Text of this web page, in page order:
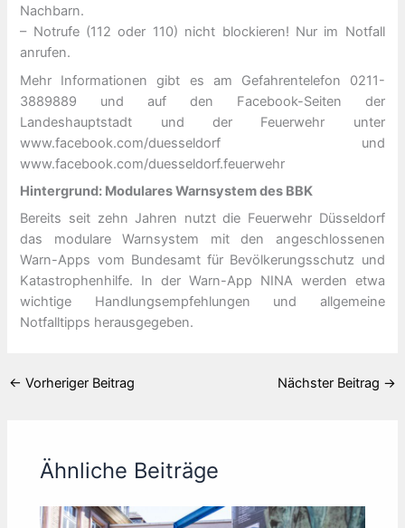
Nachbarn.
– Notrufe (112 oder 110) nicht blockieren! Nur im Notfall
anrufen.
Mehr Informationen gibt es am Gefahrentelefon 0211-
3889889 und auf den Facebook-Seiten der
Landeshauptstadt und der Feuerwehr unter
www.facebook.com/duesseldorf und
www.facebook.com/duesseldorf.feuerwehr
Hintergrund: Modulares Warnsystem des BBK
Bereits seit zehn Jahren nutzt die Feuerwehr Düsseldorf
das modulare Warnsystem mit den angeschlossenen
Warn-Apps vom Bundesamt für Bevölkerungsschutz und
Katastrophenhilfe. In der Warn-App NINA werden etwa
wichtige Handlungsempfehlungen und allgemeine
Notfalltipps herausgegeben.
← Vorheriger Beitrag Nächster Beitrag →
Ähnliche Beiträge